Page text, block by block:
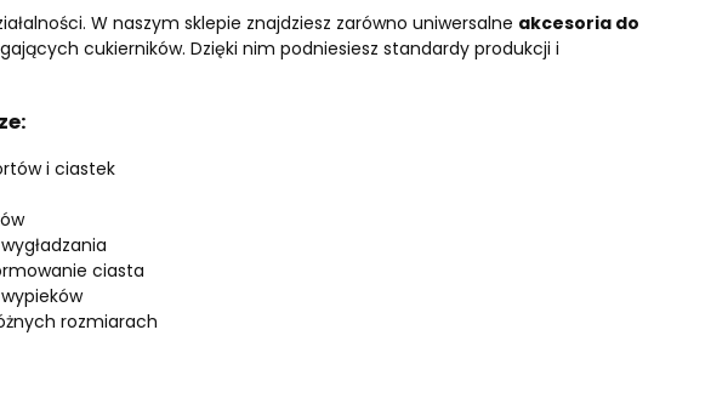
W naszym sklepie znajdziesz zarówno uniwersalne akcesoria do
cukierników. Dzięki nim podniesiesz standardy produkcji i
i ciastek
ciasta
rozmiarach